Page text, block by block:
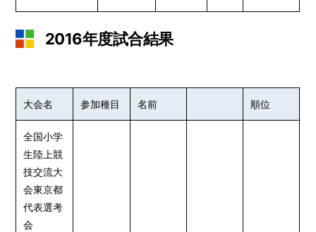
2016年度試合結果
大会名 参加種目 名前 順位
全国小学
生陸上競
技交流大
会東京都
代表選考
会